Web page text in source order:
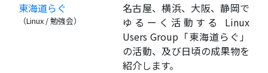
東海道らぐ
（Linux / 勉強会）
名古屋、横浜、大阪、静岡で
ゆるーく活動する Linux
Users Group「東海道らぐ」
の活動、及び日頃の成果物を
紹介します。